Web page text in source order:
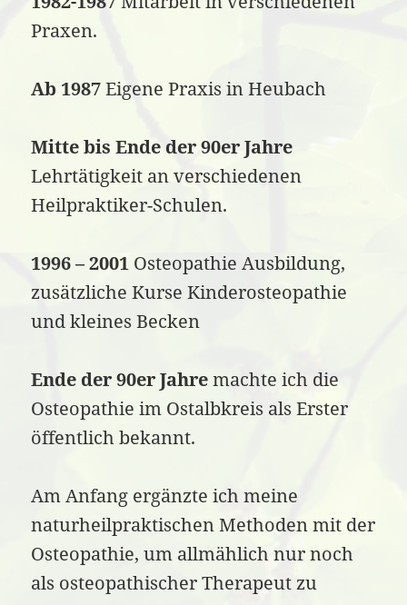
Praxen.
Ab 1987Eigene Praxis in Heubach
Mitte bis Ende der 90er Jahre
Lehrtätigkeit an verschiedenen
Heilpraktiker-Schulen.
1996 – 2001 Osteopathie Ausbildung,
zusätzliche Kurse Kinderosteopathie
und kleines Becken
Ende der 90er Jahremachte ich die
Osteopathie im Ostalbkreis als Erster
öffentlich bekannt.
Am Anfang ergänzte ich meine
naturheilpraktischen Methoden mit der
Osteopathie, um allmählich nur noch
als osteopathischer Therapeut zu